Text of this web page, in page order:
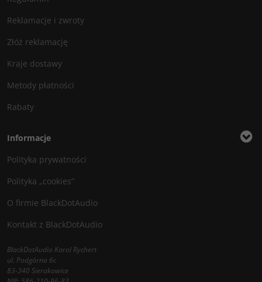
Reklamacje i zwroty
Złóż reklamację
Kraje dostawy
Metody płatności
Rabaty
Informacje
Polityka prywatności
Polityka „cookies”
O firmie BlackDotAudio
Kontakt z BlackDotAudio
BlackDotAudio Karol Rychert
ul. Podgórna 6c
83-340 Sierakowice